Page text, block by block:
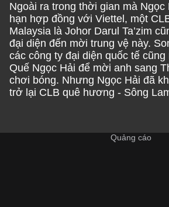
Ngoài ra trong thời gian mà Ngọc
hạn hợp đồng với Viettel, một
Malaysia là Johor Darul Ta’zim
đại diện đến mời trung vệ này.
các công ty đại diện quốc tế
Quế Ngọc Hải để mời anh sang
chơi bóng. Nhưng Ngọc Hải đã
trở lại CLB quê hương - Sông